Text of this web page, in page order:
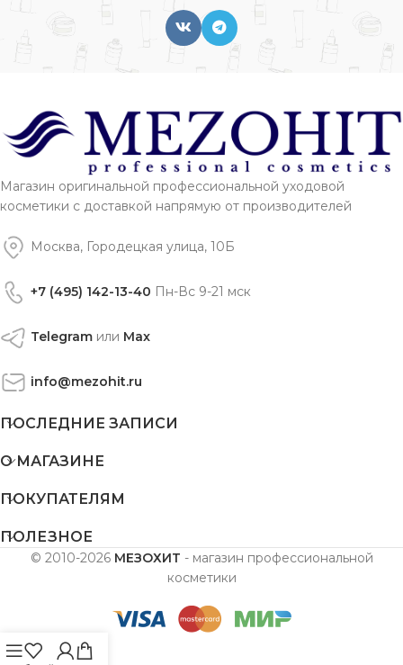
Магазин оригинальной профессиональной уходовой
косметики с доставкой напрямую от производителей
Москва, Городецкая улица, 10Б
+7 (495) 142-13-40 Пн-Вс 9-21 мск
Telegram или Max
info@mezohit.ru
ПОСЛЕДНИЕ ЗАПИСИ
О МАГАЗИНЕ
ПОКУПАТЕЛЯМ
ПОЛЕЗНОЕ
© 2010-2026 МЕЗОХИТ - магазин профессиональной
косметики